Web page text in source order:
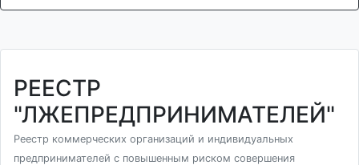
РЕЕСТР
"ЛЖЕПРЕДПРИНИМАТЕЛЕЙ"
Реестр коммерческих организаций и индивидуальных
предпринимателей с повышенным риском совершения